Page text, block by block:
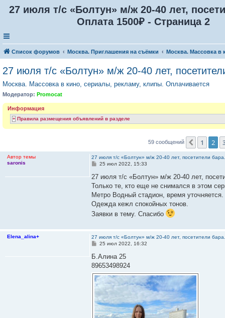
27 июля т/с «Болтун» м/ж 20-40 лет,
Оплата 1500₽ - Страница 2
Список форумов Москва. Приглашения на съёмки Москва. Массовка в
27 июля т/с «Болтун» м/ж 20-40 лет,
Москва. Массовка в кино, сериалы, рекламу, клипы. Оплачивается
Модератор: Promocat
Информация
Правила размещения объявлений в разделе
59 сообщений Пред.
1 2
Автор темы
saronis
27 июля т/с «Болтун» м/ж 20-40 лет, посетители
С
о
щ
е
и
25 июл 2022, 15:33
27 июля т/с «Болтун» м/ж 20-40 лет,
Только те, кто еще не снимался в этом
Метро Водный стадион, время
Одежда кежл спокойных тонов.
Заявки в тему. Спасибо
Elena_alina+
27 июля т/с «Болтун» м/ж 20-40 лет, посетители
С
о
щ
е
н
и
е
25 июл 2022, 16:32
Б.Алина 25
89653498924